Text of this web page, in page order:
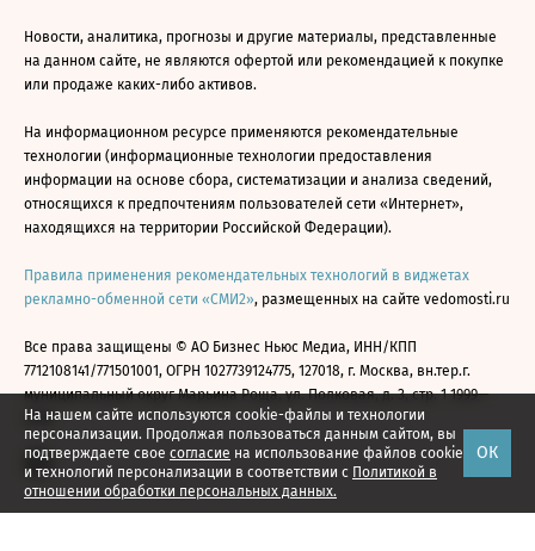
На нашем сайте используются cookie-файлы и технологии
персонализации. Продолжая пользоваться данным сайтом, вы
подтверждаете свое согласие на использование файлов cookie
и технологий персонализации в соответствии с Политикой в
отношении обработки персональных данных.
ОК
Новости, аналитика, прогнозы и другие материалы, представленные
на данном сайте, не являются офертой или рекомендацией к покупке
или продаже каких-либо активов.
На информационном ресурсе применяются рекомендательные
технологии (информационные технологии предоставления
информации на основе сбора, систематизации и анализа сведений,
относящихся к предпочтениям пользователей сети «Интернет»,
находящихся на территории Российской Федерации).
Правила применения рекомендательных технологий в виджетах
рекламно-обменной сети «СМИ2», размещенных на сайте vedomosti.ru
Все права защищены © АО Бизнес Ньюс Медиа, ИНН/КПП
7712108141/771501001, ОГРН 1027739124775, 127018, г. Москва, вн.тер.г.
муниципальный округ Марьина Роща, ул. Полковая, д. 3, стр. 1 1999—
2026